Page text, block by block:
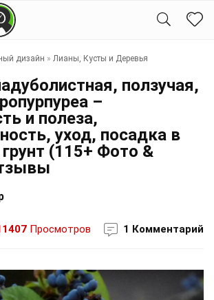
дизайн » Лианы, Кусты и Деревья
ползучая,
–
и полеза,
уход, посадка в
(115+ Фото &
Просмотров 1 Комментарий